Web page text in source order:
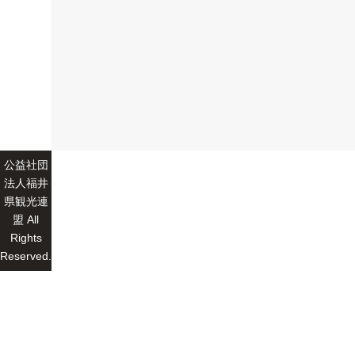
公益社団
法人福井
県観光連
盟 All
Rights
Reserved.